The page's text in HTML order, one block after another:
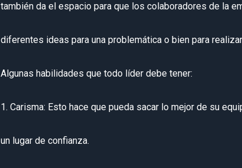
también da el espacio para que los colaboradores de la
diferentes ideas para una problemática o bien para
Algunas habilidades que todo líder debe tener:
1. Carisma: Esto hace que pueda sacar lo mejor de su
un lugar de confianza.